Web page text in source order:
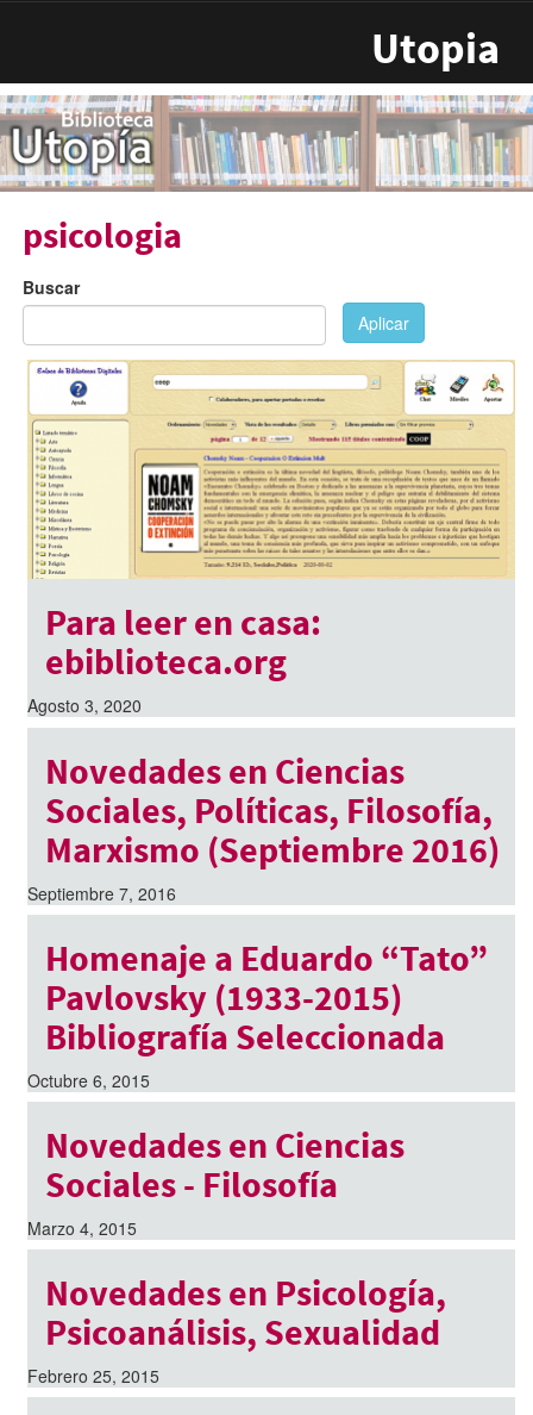
Utopia
psicologia
Buscar
Aplicar
Para leer en casa:
ebiblioteca.org
Agosto 3, 2020
Novedades en Ciencias
Sociales, Políticas, Filosofía,
Marxismo (Septiembre 2016)
Septiembre 7, 2016
Homenaje a Eduardo “Tato”
Pavlovsky (1933-2015)
Bibliografía Seleccionada
Octubre 6, 2015
Novedades en Ciencias
Sociales - Filosofía
Marzo 4, 2015
Novedades en Psicología,
Psicoanálisis, Sexualidad
Febrero 25, 2015